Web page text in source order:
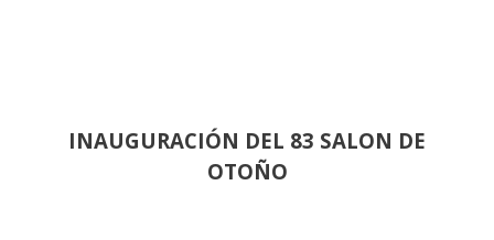
INAUGURACIÓN DEL 83 SALON DE
OTOÑO